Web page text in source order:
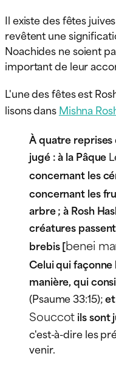
Il existe des fêtes
revêtent une
Noachides ne soient
important de leur
L'une des fêtes est
lisons dansMishna
À quatre reprises
jugé : à la Pâque
concernant les
concernant les
arbre ; à Rosh
créatures
brebis [benei
Celui qui
manière, qui
(Psaume 33:15);
Souccotils sont
c'est-à-dire les
venir.